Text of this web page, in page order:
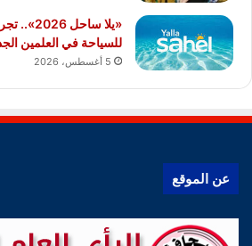
«يلا
للسياحة في العلمين
5 أغسطس، 2026
عن الموقع